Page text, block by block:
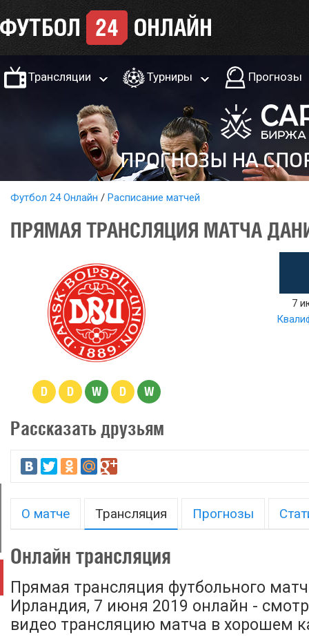
Трансляции Турниры Прогнозы
Футбол 24 Онлайн Расписание матчей
ПРЯМАЯ ТРАНСЛЯЦИЯ МАТЧА
D D W D W
7
Рассказать друзьям
О матче Трансляция Прогнозы
Онлайн трансляция
Прямая трансляция футбольного
Ирландия, 7 июня 2019 онлайн -
видео трансляцию матча в хорошем